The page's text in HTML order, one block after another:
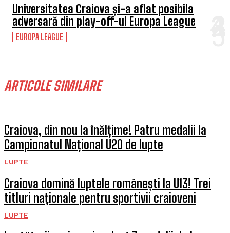
Universitatea Craiova și-a aflat posibila
adversară din play-off-ul Europa League
EUROPA LEAGUE
ARTICOLE SIMILARE
Craiova, din nou la înălțime! Patru medalii la
Campionatul Național U20 de lupte
LUPTE
Craiova domină luptele românești la U13! Trei
titluri naționale pentru sportivii craioveni
LUPTE